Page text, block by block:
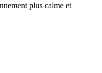
plus calme et